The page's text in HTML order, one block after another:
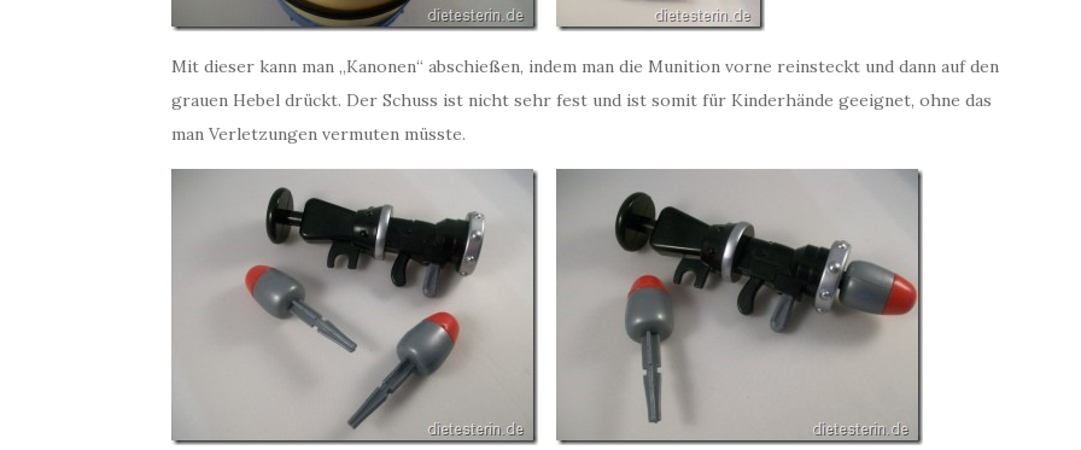
Mit dieser kann man „Kanonen“ abschießen, indem man die Munition vorne reinsteckt und dann auf den
grauen Hebel drückt. Der Schuss ist nicht sehr fest und ist somit für Kinderhände geeignet, ohne das
man Verletzungen vermuten müsste.